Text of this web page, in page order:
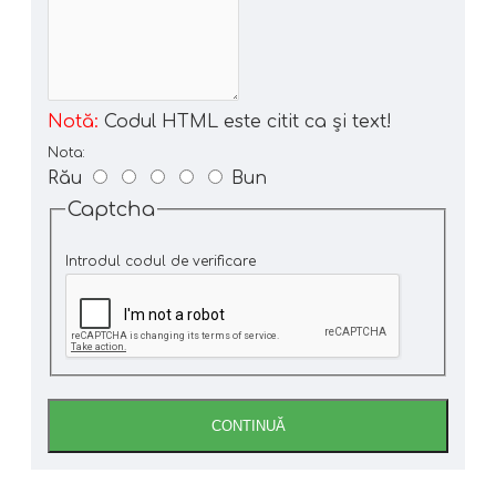
Notă: Codul HTML este citit ca şi text!
Nota:
Rău Bun
Captcha
Introdul codul de verificare
CONTINUĂ